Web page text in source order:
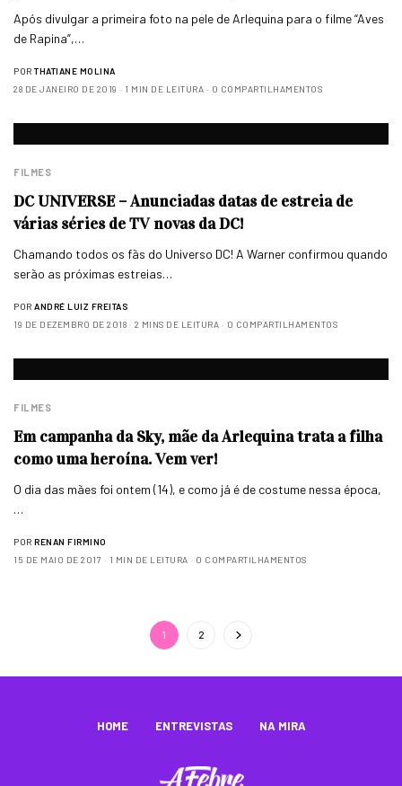
Após divulgar a primeira foto na pele de Arlequina para o filme “Aves
de Rapina”,…
POR THATIANE MOLINA
28 DE JANEIRO DE 2019
1 MIN DE LEITURA 0 COMPARTILHAMENTOS
FILMES
DC UNIVERSE – Anunciadas datas de estreia de
várias séries de TV novas da DC!
Chamando todos os fãs do Universo DC! A Warner confirmou quando
serão as próximas estreias…
POR ANDRÉ LUIZ FREITAS
19 DE DEZEMBRO DE 2018
2 MINS DE LEITURA 0 COMPARTILHAMENTOS
FILMES
Em campanha da Sky, mãe da Arlequina trata a filha
como uma heroína. Vem ver!
O dia das mães foi ontem (14), e como já é de costume nessa época,
…
POR RENAN FIRMINO
15 DE MAIO DE 2017
1 MIN DE LEITURA 0 COMPARTILHAMENTOS
1 2
HOME ENTREVISTAS NA MIRA